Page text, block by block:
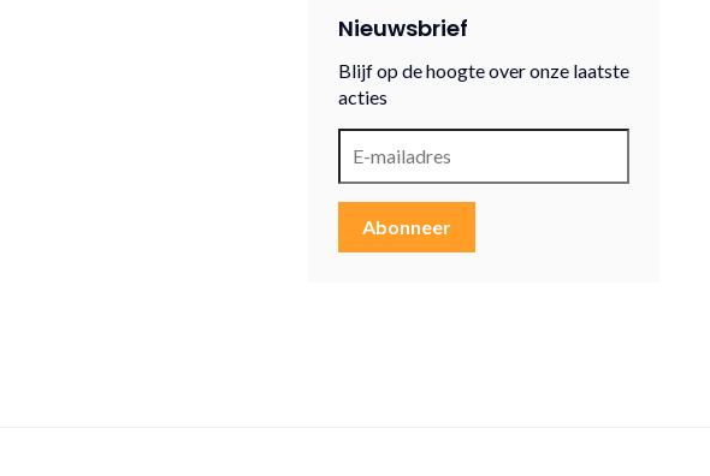
Nieuwsbrief
Blijf op de hoogte over onze laatste
acties
Abonneer